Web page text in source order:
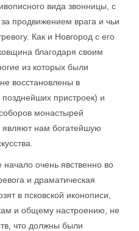
вида звонницы, с
продвижением врага и чьи
Как и Новгород с его
благодаря своим
из которых были
восстановлены в
пристроек) и
монастырей
являют нам богатейшую
очень явственно во
и драматическая
в псковской иконописи,
и общему настроению, не
что должны были